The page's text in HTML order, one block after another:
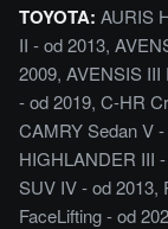
TOYOTA: AURIS
II - od 2013,
2009, AVENSIS
- od 2019, C-HR
CAMRY Sedan V
HIGHLANDER III
SUV IV - od 2013,
FaceLifting - od